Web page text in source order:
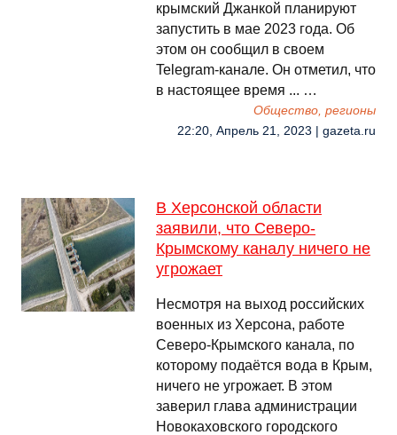
крымский Джанкой планируют
запустить в мае 2023 года. Об
этом он сообщил в своем
Telegram-канале. Он отметил, что
в настоящее время ... …
Общество, регионы
22:20, Апрель 21, 2023 | gazeta.ru
В Херсонской области
заявили, что Северо-
Крымскому каналу ничего не
угрожает
Несмотря на выход российских
военных из Херсона, работе
Северо-Крымского канала, по
которому подаётся вода в Крым,
ничего не угрожает. В этом
заверил глава администрации
Новокаховского городского